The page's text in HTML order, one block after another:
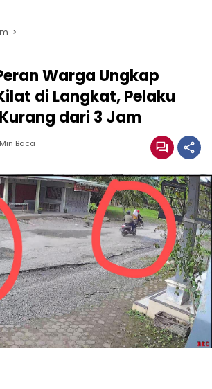
Warga Ungkap
di Langkat, Pelaku
dari 3 Jam
Baca